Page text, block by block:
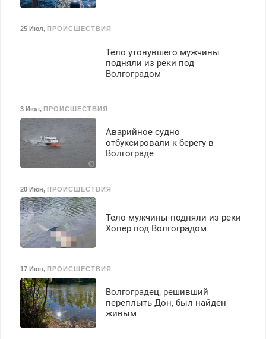
безопасности с з/п до
125000 руб.
25 Июл, ПРОИСШЕСТВИЯ
Тело утонувшего мужчины
подняли из реки под
Волгоградом
3 Июл, ПРОИСШЕСТВИЯ
Аварийное судно
отбуксировали к берегу в
Волгограде
20 Июн, ПРОИСШЕСТВИЯ
Тело мужчины подняли из реки
Хопер под Волгоградом
17 Июн, ПРОИСШЕСТВИЯ
Волгоградец, решивший
переплыть Дон, был найден
живым